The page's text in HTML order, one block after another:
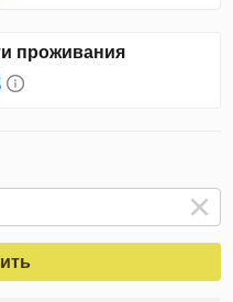
проживания